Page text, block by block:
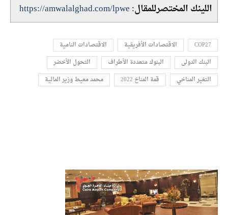
اللينك المختصرللمقال:https://amwalalghad.com/lpwe
COP27 الاقتصادات الأفريقية
الاقتصادات النامية
البنك الدولى
البنوك متعددة الأطراف
التحول الأخضر
التغير المناخي
قمة المناخ 2022 محمد معيط وزير المالية